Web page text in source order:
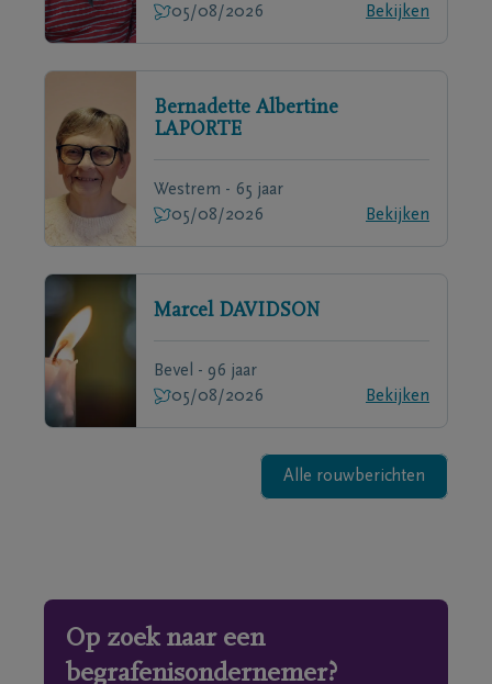
05/08/2026
Bekijken
Bernadette Albertine
LAPORTE
Westrem - 65 jaar
05/08/2026
Bekijken
Marcel DAVIDSON
Bevel - 96 jaar
05/08/2026
Bekijken
Alle rouwberichten
Op zoek naar een
begrafenisondernemer?